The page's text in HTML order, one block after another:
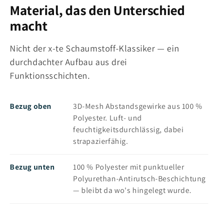
Material, das den Unterschied
macht
Nicht der x-te Schaumstoff-Klassiker — ein
durchdachter Aufbau aus drei
Funktionsschichten.
Bezug oben
3D-Mesh Abstandsgewirke aus 100 %
Polyester. Luft- und
feuchtigkeitsdurchlässig, dabei
strapazierfähig.
Bezug unten
100 % Polyester mit punktueller
Polyurethan-Antirutsch-Beschichtung
— bleibt da wo's hingelegt wurde.